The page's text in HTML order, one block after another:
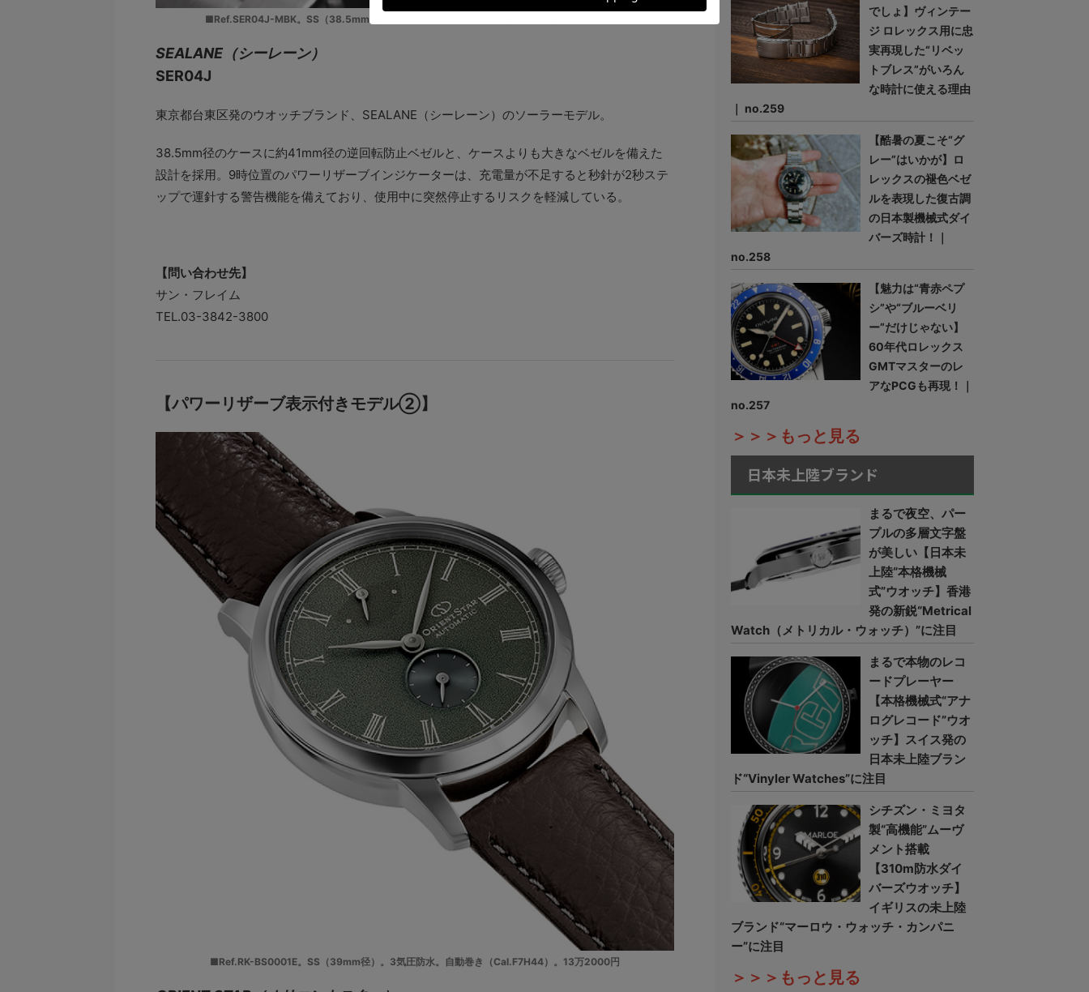
■Ref.SER04J-MBK。SS（38.5mm径）。20気圧防水。ソーラー（Cal.VS55）。5万5000円
SEALANE（シーレーン）
SER04J
東京都台東区発のウオッチブランド、SEALANE（シーレーン）のソーラーモデル。
38.5mm径のケースに約41mm径の逆回転防止ベゼルと、ケースよりも大きなベゼルを備えた
設計を採用。9時位置のパワーリザーブインジケーターは、充電量が不足すると秒針が2秒ステ
ップで運針する警告機能を備えており、使用中に突然停止するリスクを軽減している。
【問い合わせ先】
サン・フレイム
TEL.03-3842-3800
【パワーリザーブ表示付きモデル②】
■Ref.RK-BS0001E。SS（39mm径）。3気圧防水。自動巻き（Cal.F7H44）。13万2000円
でしょ】ヴィンテー
ジ ロレックス用に忠
実再現した“リベッ
トブレス”がいろん
な時計に使える理由
｜ no.259
【酷暑の夏こそ“グ
レー”はいかが】ロ
レックスの褪色ベゼ
ルを表現した復古調
の日本製機械式ダイ
バーズ時計！｜
no.258
【魅力は“青赤ペプ
シ”や“ブルーベリ
ー”だけじゃない】
60年代ロレックス
GMTマスターのレ
アなPCGも再現！｜
no.257
＞＞＞もっと見る
日本未上陸ブランド
まるで夜空、パー
プルの多層文字盤
が美しい【日本未
上陸“本格機械
式”ウオッチ】香港
発の新鋭“Metrical
Watch（メトリカル・ウォッチ）”に注目
まるで本物のレコ
ードプレーヤー
【本格機械式“アナ
ログレコード”ウオ
ッチ】スイス発の
日本未上陸ブラン
ド“Vinyler Watches”に注目
シチズン・ミヨタ
製“高機能”ムーヴ
メント搭載
【310m防水ダイ
バーズウオッチ】
イギリスの未上陸
ブランド“マーロウ・ウォッチ・カンパニ
ー”に注目
＞＞＞もっと見る